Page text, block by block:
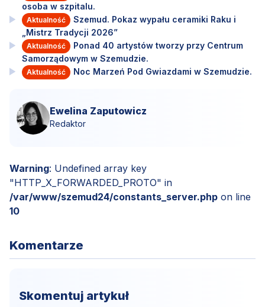
osoba w szpitalu.
Aktualność
Szemud. Pokaz wypału ceramiki Raku i
„Mistrz Tradycji 2026”
Aktualność
Ponad 40 artystów tworzy przy Centrum
Samorządowym w Szemudzie.
Aktualność Noc Marzeń Pod Gwiazdami w Szemudzie.
Ewelina Zaputowicz
Redaktor
Warning: Undefined array key
"HTTP_X_FORWARDED_PROTO" in
/var/www/szemud24/constants_server.php on line
10
Komentarze
Skomentuj artykuł